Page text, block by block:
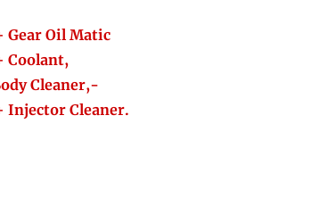
Gear Oil Matic
Coolant,
Cleaner,-
Injector Cleaner.